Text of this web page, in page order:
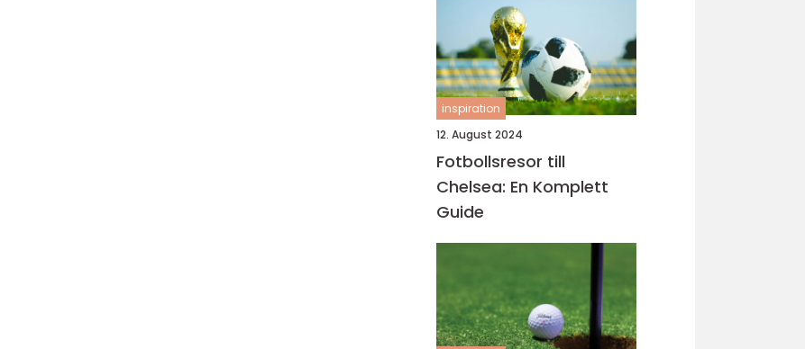
inspiration
12. August 2024
Fotbollsresor till
Chelsea: En Komplett
Guide